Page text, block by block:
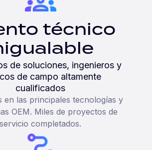
técnico
de soluciones, ingenieros y
de campo altamente
cualificados
en las principales tecnologías y
OEM. Miles de proyectos de
servicio completados.